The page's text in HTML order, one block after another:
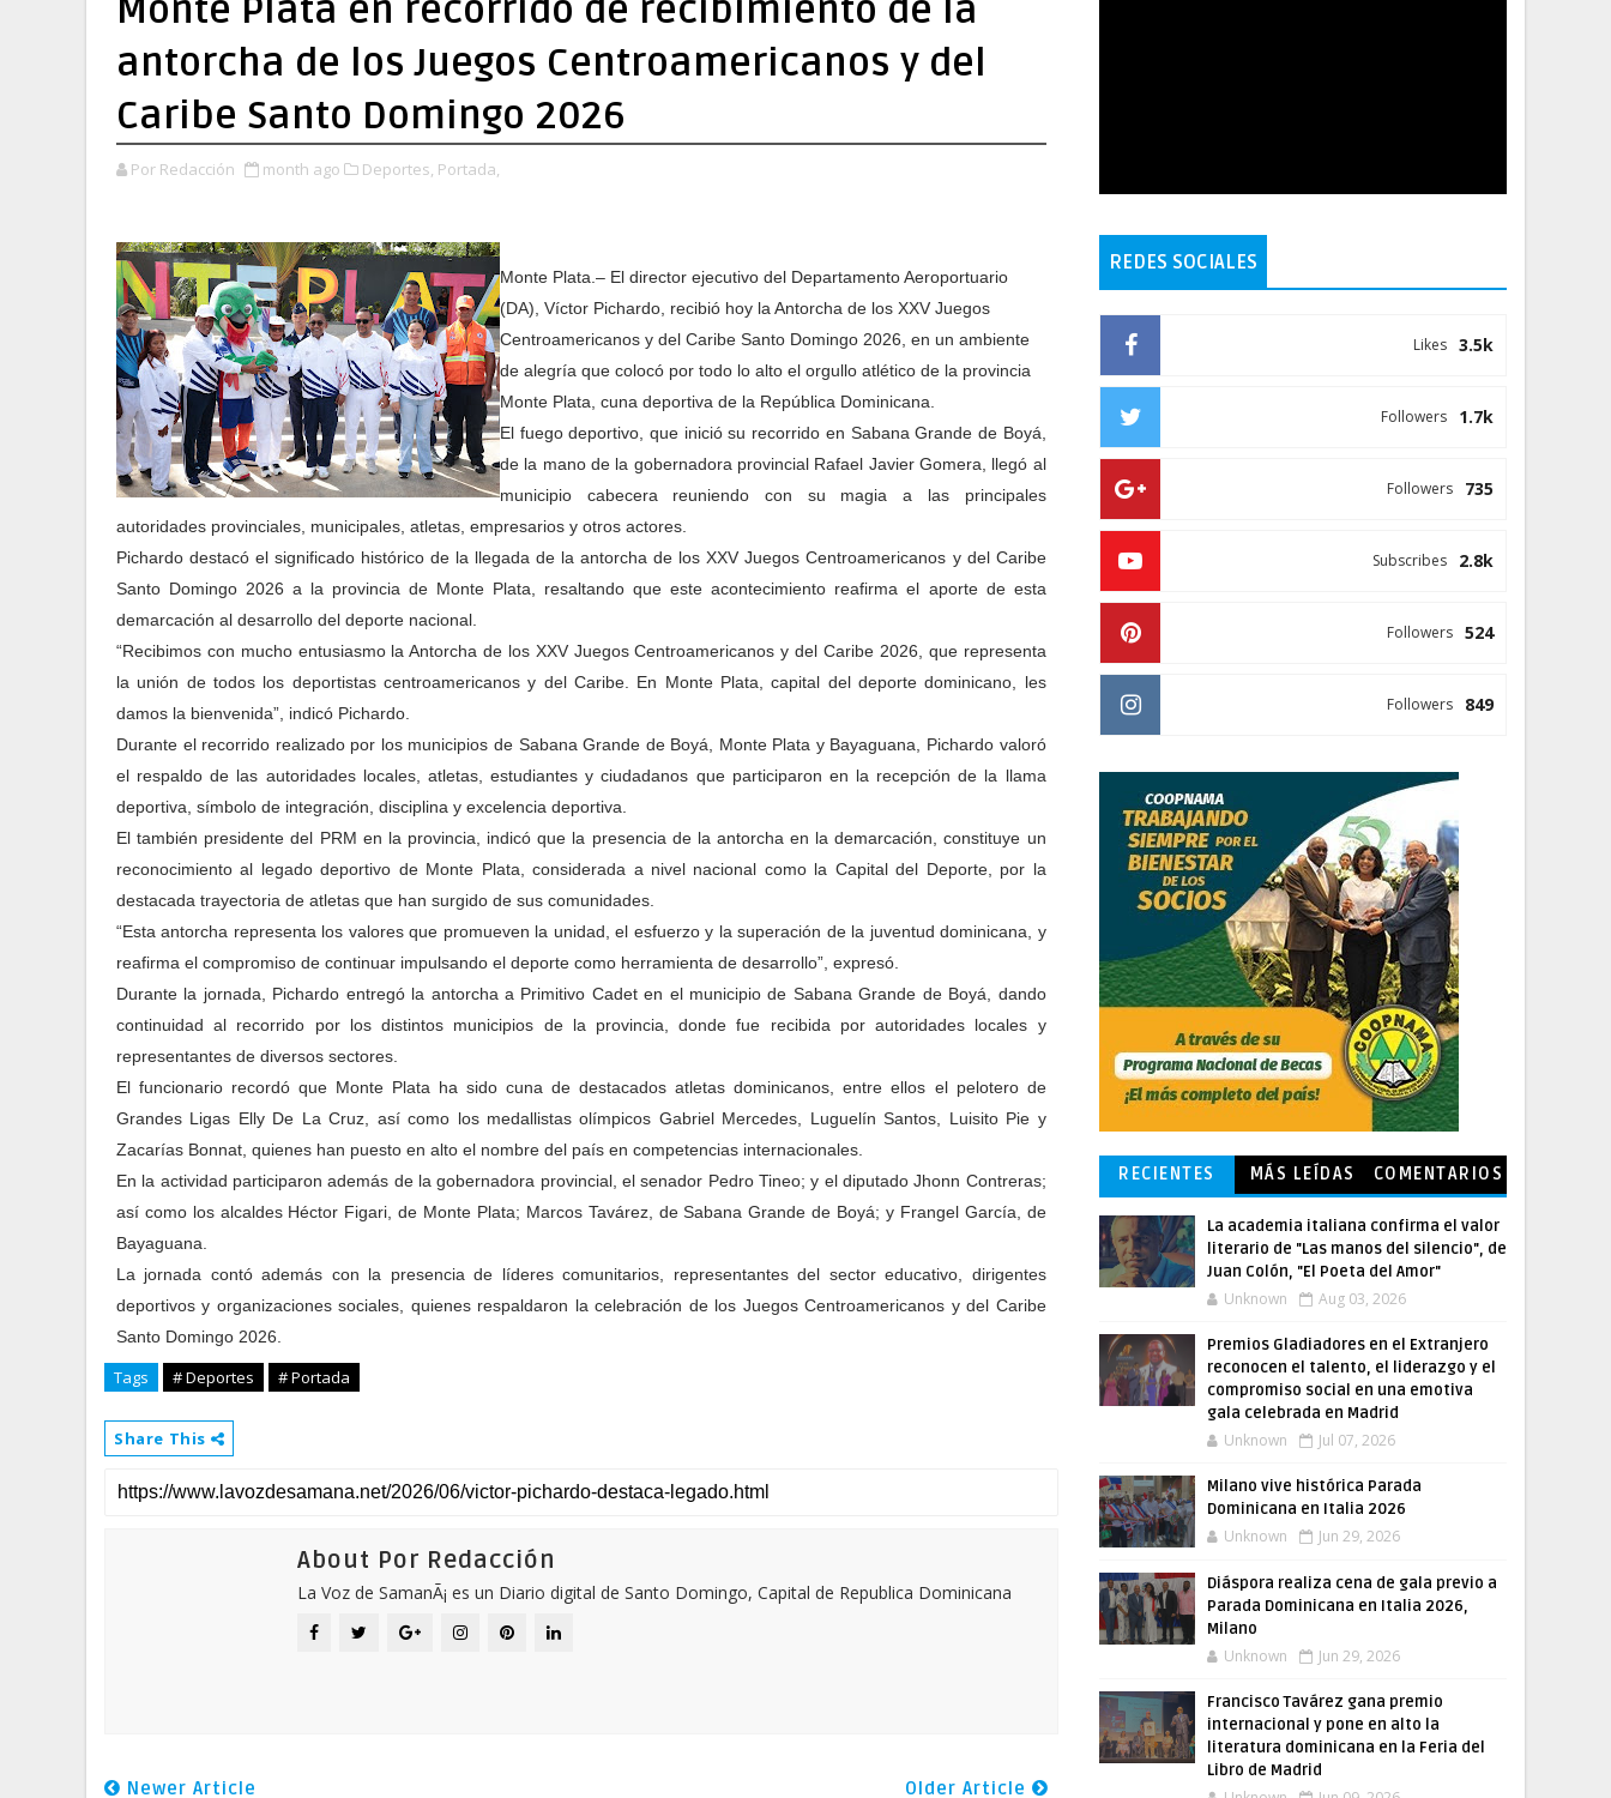
Monte Plata en recorrido de recibimiento de la
antorcha de los Juegos Centroamericanos y del
Caribe Santo Domingo 2026
Por Redacción month ago Deportes, Portada,
Monte Plata.– El director ejecutivo del Departamento Aeroportuario
(DA), Víctor Pichardo, recibió hoy la Antorcha de los XXV Juegos
Centroamericanos y del Caribe Santo Domingo 2026, en un ambiente
de alegría que colocó por todo lo alto el orgullo atlético de la provincia
Monte Plata, cuna deportiva de la República Dominicana.
El fuego deportivo, que inició su recorrido en Sabana Grande de Boyá,
de la mano de la gobernadora provincial Rafael Javier Gomera, llegó al
municipio cabecera reuniendo con su magia a las principales
autoridades provinciales, municipales, atletas, empresarios y otros actores.
Pichardo destacó el significado histórico de la llegada de la antorcha de los XXV Juegos Centroamericanos y del Caribe
Santo Domingo 2026 a la provincia de Monte Plata, resaltando que este acontecimiento reafirma el aporte de esta
demarcación al desarrollo del deporte nacional.
“Recibimos con mucho entusiasmo la Antorcha de los XXV Juegos Centroamericanos y del Caribe 2026, que representa
la unión de todos los deportistas centroamericanos y del Caribe. En Monte Plata, capital del deporte dominicano, les
damos la bienvenida”, indicó Pichardo.
Durante el recorrido realizado por los municipios de Sabana Grande de Boyá, Monte Plata y Bayaguana, Pichardo valoró
el respaldo de las autoridades locales, atletas, estudiantes y ciudadanos que participaron en la recepción de la llama
deportiva, símbolo de integración, disciplina y excelencia deportiva.
El también presidente del PRM en la provincia, indicó que la presencia de la antorcha en la demarcación, constituye un
reconocimiento al legado deportivo de Monte Plata, considerada a nivel nacional como la Capital del Deporte, por la
destacada trayectoria de atletas que han surgido de sus comunidades.
“Esta antorcha representa los valores que promueven la unidad, el esfuerzo y la superación de la juventud dominicana, y
reafirma el compromiso de continuar impulsando el deporte como herramienta de desarrollo”, expresó.
Durante la jornada, Pichardo entregó la antorcha a Primitivo Cadet en el municipio de Sabana Grande de Boyá, dando
continuidad al recorrido por los distintos municipios de la provincia, donde fue recibida por autoridades locales y
representantes de diversos sectores.
El funcionario recordó que Monte Plata ha sido cuna de destacados atletas dominicanos, entre ellos el pelotero de
Grandes Ligas Elly De La Cruz, así como los medallistas olímpicos Gabriel Mercedes, Luguelín Santos, Luisito Pie y
Zacarías Bonnat, quienes han puesto en alto el nombre del país en competencias internacionales.
En la actividad participaron además de la gobernadora provincial, el senador Pedro Tineo; y el diputado Jhonn Contreras;
así como los alcaldes Héctor Figari, de Monte Plata; Marcos Tavárez, de Sabana Grande de Boyá; y Frangel García, de
Bayaguana.
La jornada contó además con la presencia de líderes comunitarios, representantes del sector educativo, dirigentes
deportivos y organizaciones sociales, quienes respaldaron la celebración de los Juegos Centroamericanos y del Caribe
Santo Domingo 2026.
Tags # Deportes # Portada
Share This
About Por Redacción
La Voz de SamanÃ¡ es un Diario digital de Santo Domingo, Capital de Republica Dominicana
Newer Article Older Article
REDES SOCIALES
3.5k
Likes
1.7k
Followers
735
Followers
2.8k
Subscribes
524
Followers
849
Followers
RECIENTES MÁS LEÍDAS COMENTARIOS
La academia italiana confirma el valor
literario de "Las manos del silencio", de
Juan Colón, "El Poeta del Amor"
Unknown Aug 03, 2026
Premios Gladiadores en el Extranjero
reconocen el talento, el liderazgo y el
compromiso social en una emotiva
gala celebrada en Madrid
Unknown Jul 07, 2026
Milano vive histórica Parada
Dominicana en Italia 2026
Unknown Jun 29, 2026
Diáspora realiza cena de gala previo a
Parada Dominicana en Italia 2026,
Milano
Unknown Jun 29, 2026
Francisco Tavárez gana premio
internacional y pone en alto la
literatura dominicana en la Feria del
Libro de Madrid